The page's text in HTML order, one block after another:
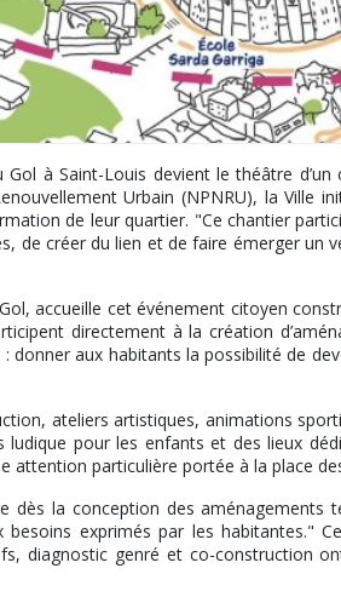
à Saint-Louis devient le théâtre
Urbain (NPNRU), la Ville
de leur quartier. "Ce chantier
de créer du lien et de faire émerger un
accueille cet événement citoyen
directement à la création
donner aux habitants la possibilité de
ateliers artistiques, animations
ludique pour les enfants et des lieux
particulière portée à la place
dès la conception des
besoins exprimés par les habitantes."
diagnostic genré et co-construction